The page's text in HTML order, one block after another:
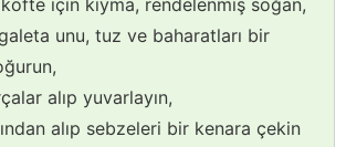
köfte için kıyma, rendelenmiş soğan,
unu, tuz ve baharatları bir
alıp yuvarlayın,
alıp sebzeleri bir kenara çekin